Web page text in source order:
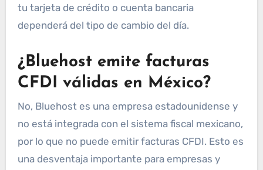
tu tarjeta de crédito o cuenta bancaria
dependerá del tipo de cambio del día.
¿Bluehost emite facturas
CFDI válidas en México?
No, Bluehost es una empresa estadounidense y
no está integrada con el sistema fiscal mexicano,
por lo que no puede emitir facturas CFDI. Esto es
una desventaja importante para empresas y